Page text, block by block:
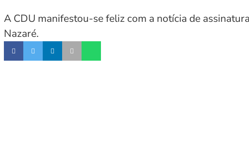
A CDU manifestou-se feliz com a notícia de
Nazaré.